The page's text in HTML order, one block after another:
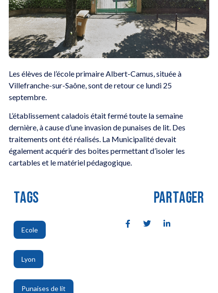
Les élèves de l’école primaire Albert-Camus, située à
Villefranche-sur-Saône, sont de retour ce lundi 25
septembre.
L’établissement caladois était fermé toute la semaine
dernière, à cause d’une invasion de punaises de lit. Des
traitements ont été réalisés. La Municipalité devait
également acquérir des boites permettant d’isoler les
cartables et le matériel pédagogique.
TAGS
Ecole
,
Lyon
,
Punaises de lit
PARTAGER